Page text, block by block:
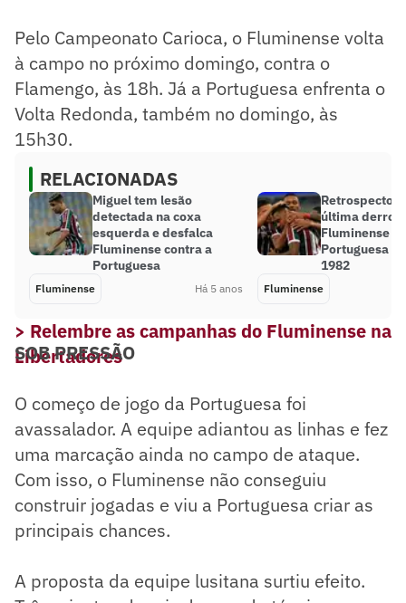
Pelo Campeonato Carioca, o Fluminense volta
à campo no próximo domingo, contra o
Flamengo, às 18h. Já a Portuguesa enfrenta o
Volta Redonda, também no domingo, às
15h30.
RELACIONADAS
Miguel tem lesão
detectada na coxa
esquerda e desfalca
Fluminense contra a
Portuguesa
Fluminense Há 5 anos
Retrospecto
última
Fluminense
Portuguesa
1982
Fluminense
> Relembre as campanhas do Fluminense na
Libertadores
SOB PRESSÃO
O começo de jogo da Portuguesa foi
avassalador. A equipe adiantou as linhas e fez
uma marcação ainda no campo de ataque.
Com isso, o Fluminense não conseguiu
construir jogadas e viu a Portuguesa criar as
principais chances.
A proposta da equipe lusitana surtiu efeito.